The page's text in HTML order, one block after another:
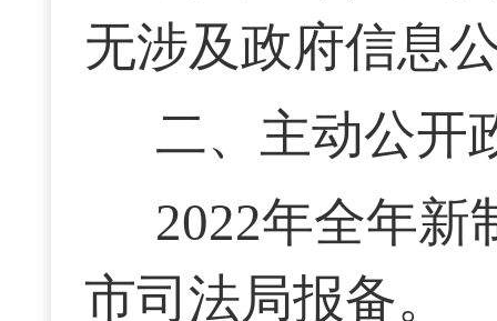
无涉及政府信息
二、主动公开
2022年全年新
市司法局报备。